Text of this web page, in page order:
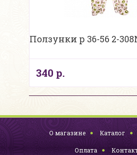
Ползунки р 36-56 2-
340 р.
О магазине Каталог
Оплата